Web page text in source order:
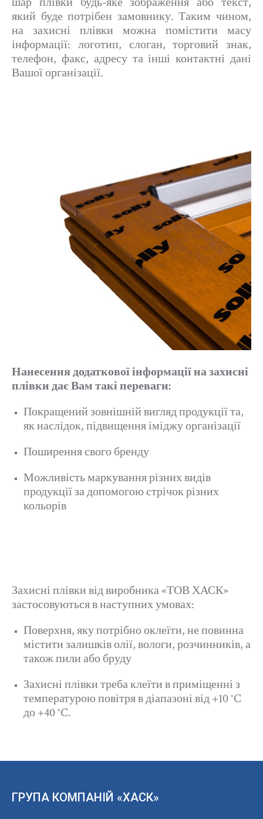
який буде потрібен замовнику. Таким чином,
на захисні плівки можна помістити масу
інформації: логотип, слоган, торговий знак,
телефон, факс, адресу та інші контактні дані
Вашої організації.
Нанесення додаткової інформації на захисні
плівки дає Вам такі переваги:
Покращений зовнішній вигляд продукції та,
як наслідок, підвищення іміджу організації
Поширення свого бренду
Можливість маркування різних видів
продукції за допомогою стрічок різних
кольорів
Захисні плівки від виробника «ТОВ ХАСК»
застосовуються в наступних умовах:
Поверхня, яку потрібно оклеїти, не повинна
містити залишків олії, вологи, розчинників, а
також пили або бруду
Захисні плівки треба клеїти в приміщенні з
температурою повітря в діапазоні від +10 °C
до +40 °C.
ГРУПА КОМПАНІЙ «ХАСК»